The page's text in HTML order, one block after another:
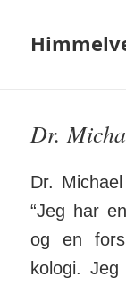
Dr.
Dr.
“Jeg har
og en
kologi.